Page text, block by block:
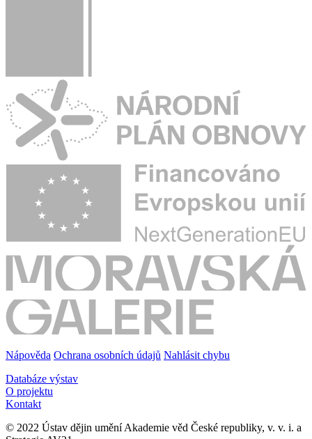
Nápověda Ochrana osobních údajů Nahlásit chybu
Databáze výstav
O projektu
Kontakt
© 2022 Ústav dějin umění Akademie věd České republiky, v. v. i. a